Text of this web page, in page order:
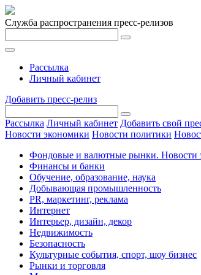
Служба распространения пресс-релизов
Рассылка
Личный кабинет
Добавить пресс-релиз
Рассылка Личный кабинет Добавить свой
Новости экономики Новости политики
Фондовые и валютные рынки. Новости
Финансы и банки
Обучение, образование, наука
Добывающая промышленность
PR, маркетинг, реклама
Интернет
Интерьер, дизайн, декор
Недвижимость
Безопасность
Культурные события, спорт, шоу бизнес
Рынки и торговля